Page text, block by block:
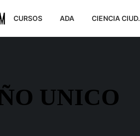
CURSOS ADA CIENCIA CIUD.
UNICO